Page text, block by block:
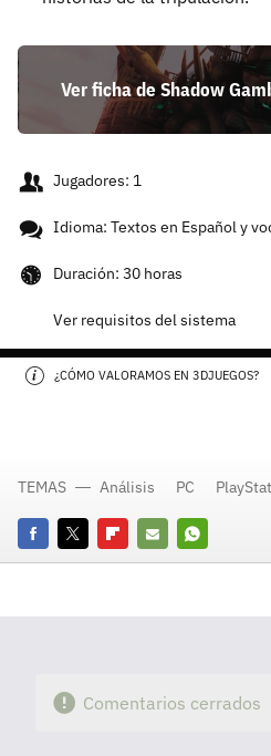
Jugadores: 1
Idioma: Textos en Español y
Duración: 30 horas
Ver requisitos del sistema
Ver ficha de Shadow
¿CÓMO VALORAMOS EN 3DJUEGOS?
FacebookTwitterFlipboard
E-
Whatsapp
TEMAS Análisis PC
Comentarios cerrados